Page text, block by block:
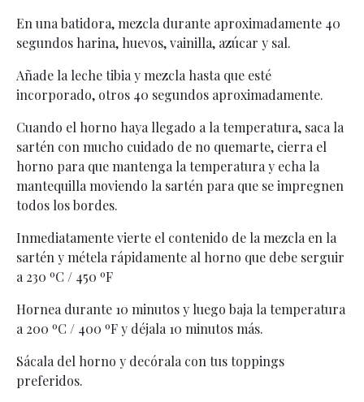
En una batidora, mezcla durante aproximadamente 40
segundos harina, huevos, vainilla, azúcar y sal.
Añade la leche tibia y mezcla hasta que esté
incorporado, otros 40 segundos aproximadamente.
Cuando el horno haya llegado a la temperatura, saca la
sartén con mucho cuidado de no quemarte, cierra el
horno para que mantenga la temperatura y echa la
mantequilla moviendo la sartén para que se impregnen
todos los bordes.
Inmediatamente vierte el contenido de la mezcla en la
sartén y métela rápidamente al horno que debe serguir
a 230 ºC / 450 ºF
Hornea durante 10 minutos y luego baja la temperatura
a 200 ºC / 400 ºF y déjala 10 minutos más.
Sácala del horno y decórala con tus toppings
preferidos.